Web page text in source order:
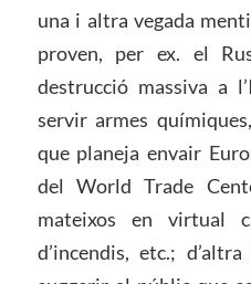
una i altra vegada
proven, per ex. el
destrucció massiva a
servir armes
que planeja envair
del World Trade
mateixos en virtual
d’incendis, etc.;